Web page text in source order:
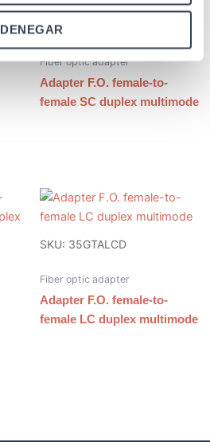
DENEGARSKU: 35GTASCD
Fiber optic adapter
Adapter F.O. female-to-
female SC duplex multimode
SKU: 35GTALCD
Fiber optic adapter
Adapter F.O. female-to-
female LC duplex multimode